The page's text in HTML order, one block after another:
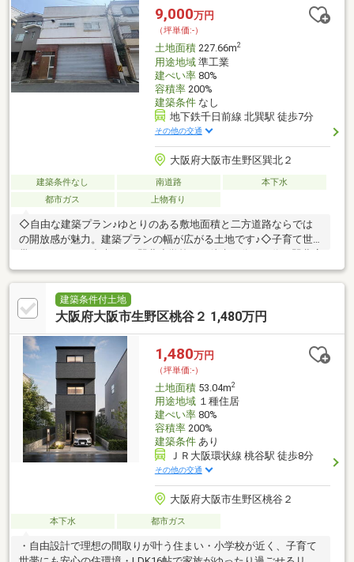
ｍ）ドラッグアカカベ生野勝山店：徒歩6分（468ｍ）大阪西生野
郵便局：徒歩3分（188ｍ）三井住友銀行寺田町支店：徒歩7分
（529ｍ）
9,000万円
（坪単価:-）
土地面積227.66m2
用途地域準工業
建ぺい率80%
容積率200%
建築条件なし
地下鉄千日前線 北巽駅 徒歩7分
その他の交通
大阪府大阪市生野区巽北２
建築条件なし 南道路
本下水
都市ガス
上物有り
◇自由な建築プラン♪ゆとりのある敷地面積と二方道路ならでは
の開放感が魅力。建築プランの幅が広がる土地です♪◇子育て世
帯にもおススメ出来ます♪巽北小学校まで徒歩７分、万代 巽北店
様まで徒歩7分。 生活利便性と子育て環境を兼ね備えた立地です
♪◇様々なプランに対応♪複数台分の駐車スペースやお庭など、理
想のプランをご検討いただけます♪◇南向きにつき、陽当たり良
好♪気持ちのいい光が差し込むので、毎日の生活を明るくしてくれ
建築条件付土地
大阪府大阪市生野区桃谷２ 1,480万円
1,480万円
（坪単価:-）
土地面積53.04m2
用途地域１種住居
建ぺい率80%
容積率200%
建築条件あり
ＪＲ大阪環状線 桃谷駅 徒歩8分
その他の交通
大阪府大阪市生野区桃谷２
本下水 都市ガス
・自由設計で理想の間取りが叶う住まい・小学校が近く、子育て